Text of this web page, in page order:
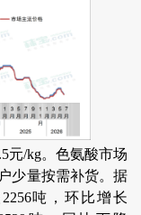
元/kg。色氨酸市场
少量按需补货。据
吨，环比增长